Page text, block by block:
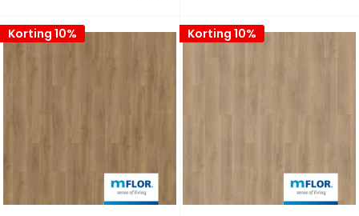
Korting 10% Korting 10%